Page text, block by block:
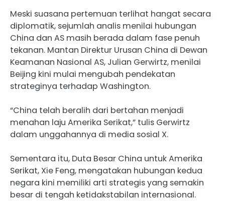
Meski suasana pertemuan terlihat hangat secara
diplomatik, sejumlah analis menilai hubungan
China dan AS masih berada dalam fase penuh
tekanan. Mantan Direktur Urusan China di Dewan
Keamanan Nasional AS, Julian Gerwirtz, menilai
Beijing kini mulai mengubah pendekatan
strateginya terhadap Washington.
“China telah beralih dari bertahan menjadi
menahan laju Amerika Serikat,” tulis Gerwirtz
dalam unggahannya di media sosial X.
Sementara itu, Duta Besar China untuk Amerika
Serikat, Xie Feng, mengatakan hubungan kedua
negara kini memiliki arti strategis yang semakin
besar di tengah ketidakstabilan internasional.